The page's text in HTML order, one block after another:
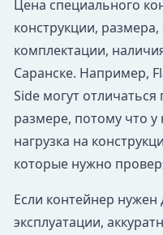
Цена специального
конструкции,
комплектации,
Саранске. Например,
Side могут
размере, потому что у
нагрузка на
которые нужно
Если контейнер нужен
эксплуатации,